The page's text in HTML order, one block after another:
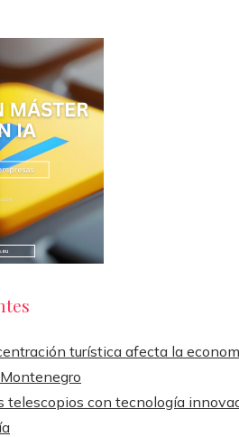
turística afecta la
telescopios con tecnología